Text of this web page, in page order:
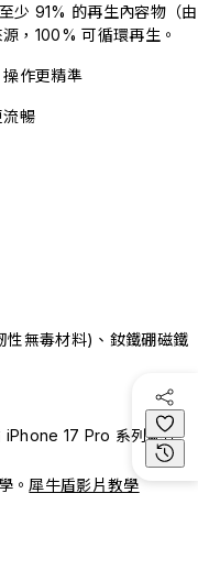
少 91% 的再生內容物（由
，100% 可循環再生。
作更精準
流暢
性無毒材料)、釹鐵硼磁鐵
iPhone 17 Pro 系列配件
。 犀牛盾影片教學